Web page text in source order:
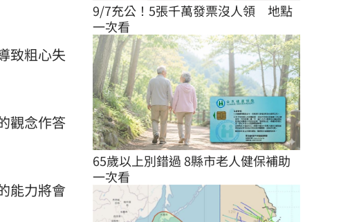
致粗心失
觀念作答
能力將會
9/7充公！5張千萬發票沒人領　地點
一次看
65歲以上別錯過 8縣市老人健保補助
一次看